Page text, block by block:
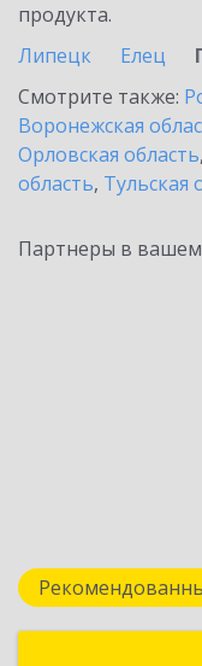
продукта.
Липецк
Елец
Смотрите также:
Воронежская
Орловская область,
область, Тульская
Партнеры в вашем